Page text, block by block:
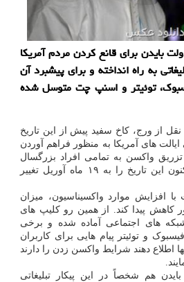
بایدن برای قانع کردن مردم آمریکا
به راه انداخته و برای پیشبرد آن
توئیتر و اسنپ چت متوسل شده
از ورج، کاخ سفید پیش از این تاریخ
های آمریکا به منظور فراهم آوردن
واکسن به تمامی افراد بزرگسال
مشخص کرده بود، ولی اکنون این تاریخ را به ۱۹ ماه آوریل تغییر
افزایش موارد واکسیناسیون، میزان
کاهش پیدا کند. از همین رو کلیپ های
شبکه های اجتماعی آماده شده و برخی
و توئیتر پیام هایی برای کاربران
اطلاع دهند شرایط واکسن زدن را دارند
هم شخصاً در این پیکار تبلیغاتی